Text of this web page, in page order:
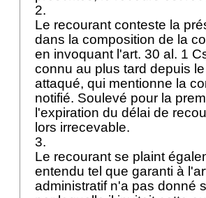
2.
Le recourant conteste la
dans la composition de la
en invoquant l'art. 30 al. 1
connu au plus tard depuis
attaqué, qui mentionne la
notifié. Soulevé pour la
l'expiration du délai de
lors irrecevable.
3.
Le recourant se plaint
entendu tel que garanti à l'
administratif n'a pas donné